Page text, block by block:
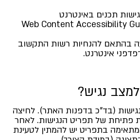
תכנים באינטרנט
Web Content Accessibility
בהתאם להנחיות רשות התקשוב
אינטרנט.
נגיש?
(בד”כ בדפנות האתר). לחיצה
פתיחת של תפריט הנגישות. לאחר
בתפריט יש להמתין לטעינת